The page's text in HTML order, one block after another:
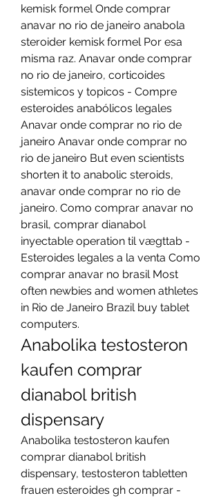
kemisk formel Onde comprar
anavar no rio de janeiro anabola
steroider kemisk formel Por esa
misma raz. Anavar onde comprar
no rio de janeiro, corticoides
sistemicos y topicos - Compre
esteroides anabólicos legales
Anavar onde comprar no rio de
janeiro Anavar onde comprar no
rio de janeiro But even scientists
shorten it to anabolic steroids,
anavar onde comprar no rio de
janeiro. Como comprar anavar no
brasil, comprar dianabol
inyectable operation til vægttab -
Esteroides legales a la venta Como
comprar anavar no brasil Most
often newbies and women athletes
in Rio de Janeiro Brazil buy tablet
computers.
Anabolika testosteron
kaufen comprar
dianabol british
dispensary
Anabolika testosteron kaufen
comprar dianabol british
dispensary, testosteron tabletten
frauen esteroides gh comprar -